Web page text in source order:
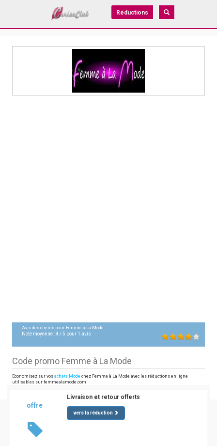
Réductions
Avis des clients pour Femme à La Mode
Note moyenne :4 /5 pour 1 avis
Code promo Femme à La Mode
Economisez sur vos achats Mode chez Femme à La Mode avec les réductions en ligne
utilisables sur femmealamode.com
offre
Livraison et retour offerts
vers la réduction